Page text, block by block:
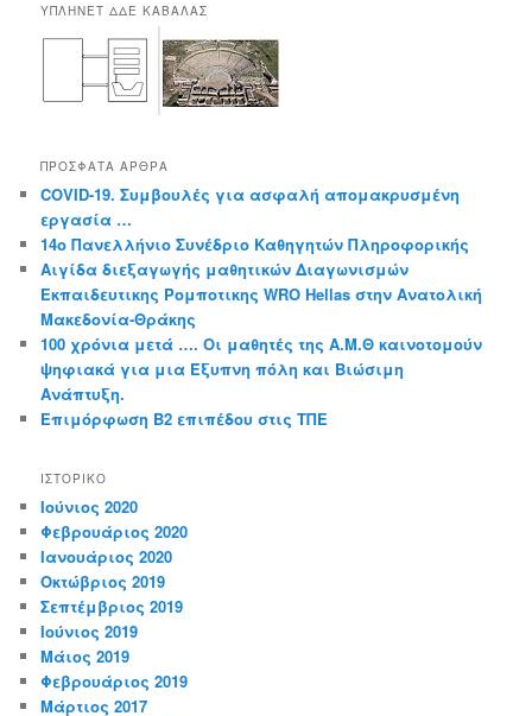
ΥΠΛΗΝΕΤ ΔΔΕ ΚΑΒΑΛΑΣ
ΠΡΌΣΦΑΤΑ ΆΡΘΡΑ
COVID-19. Συμβουλές για ασφαλή απομακρυσμένη
εργασία …
14o Πανελλήνιο Συνέδριο Καθηγητών Πληροφορικής
Αιγίδα διεξαγωγής μαθητικών Διαγωνισμών
Εκπαιδευτικης Ρομποτικης WRO Hellas στην Ανατολική
Μακεδονία-Θράκης
100 χρόνια μετά …. Οι μαθητές της Α.Μ.Θ καινοτομούν
ψηφιακά για μια Έξυπνη πόλη και Βιώσιμη
Ανάπτυξη.
Επιμόρφωση Β2 επιπέδου στις ΤΠΕ
ΙΣΤΟΡΙΚΌ
Ιούνιος 2020
Φεβρουάριος 2020
Ιανουάριος 2020
Οκτώβριος 2019
Σεπτέμβριος 2019
Ιούνιος 2019
Μάιος 2019
Φεβρουάριος 2019
Μάρτιος 2017